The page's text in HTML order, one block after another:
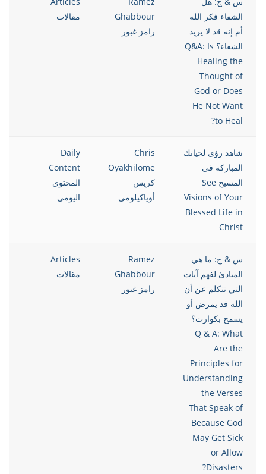
الشفاء فكر الله
أم إنه قد لا يريد
الشفاء؟ Q&A: Is
Healing the
Thought of
God or Does
He Not Want
to Heal?
Ghabbour
رامز غبور
مقالات
شاهد رؤى لحياتك
المباركة في
المسيح See
Visions of Your
Blessed Life in
Christ
Chris
Oyakhilome
كريس
أوياكيلومي
Daily
Content
المحتوى
اليومي
س & ج: ما هي
المبادئ لفهم آيات
التي تتكلم عن أن
الله قد يمرض أو
يسمح بكوارث؟
Q & A: What
Are the
Principles for
Understanding
the Verses
That Speak of
Because God
May Get Sick
or Allow
Disasters?
Ramez
Ghabbour
رامز غبور
Articles
مقالات